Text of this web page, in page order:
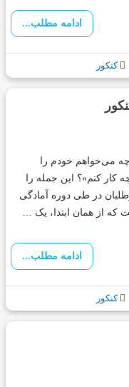
ادامه مطلب...
کنکور
می‌خواهم خودم را
کار کنم»؟ این جمله را
در طی دوره آمادگی
که از همان ابتدا، یک …
ادامه مطلب...
کنکور